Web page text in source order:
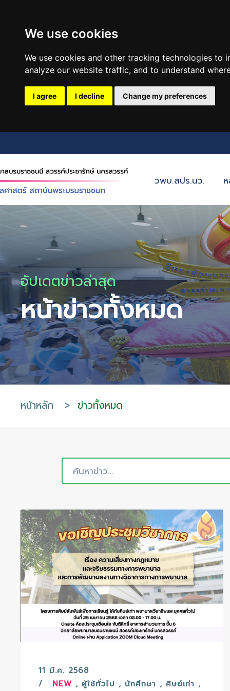
We use cookies
We use cookies and other tracking technologies
analyze our website traffic, and to understand
I agree I decline Change my preferences
วพบ.สปร.นว.
อัปเดตข่าวล่าสุด
หน้าข่าวทั้งหมด
หน้าหลัก > ข่าวทั้งหมด
11 มี.ค. 2568
NEW , ผู้ใช้ทั่วไป , นักศึกษา , ศิษย์เก่า ,